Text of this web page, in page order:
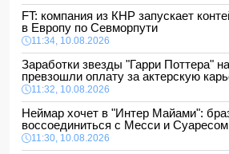
FT: компания из КНР запускает
в Европу по Севморпути
11:34, 10.08.2026
Заработки звезды "Гарри Поттера"
превзошли оплату за актерскую
11:32, 10.08.2026
Неймар хочет в "Интер Майами":
воссоединиться с Месси и Суаресом
11:30, 10.08.2026